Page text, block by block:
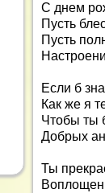
С днем
Пусть
Пусть
Если б
Как же я
Чтобы ты
Добрых
Ты